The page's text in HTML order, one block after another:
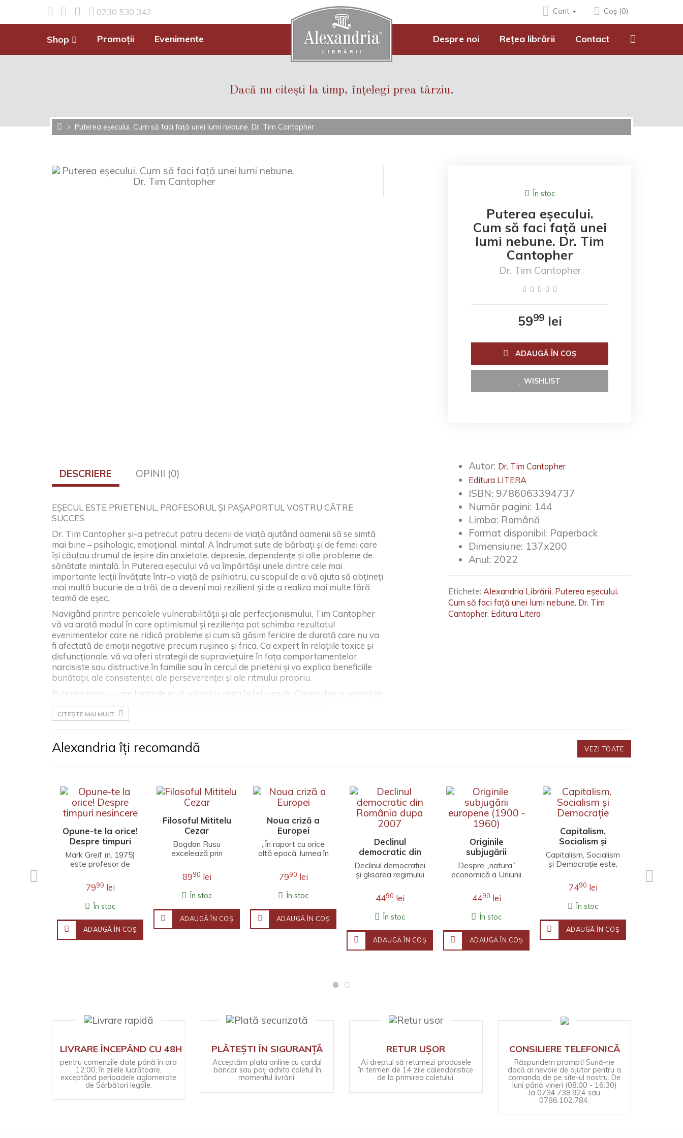
0230 530 342 Cont Coș (0)
Shop Promoții Evenimente Despre noi Rețea librării Contact
Dacă nu citești la timp, înțelegi prea târziu.
Puterea eșecului. Cum să faci față unei lumi nebune. Dr. Tim Cantopher
În stoc
Puterea eșecului.
Cum să faci față unei
lumi nebune. Dr. Tim
Cantopher
Dr. Tim Cantopher
5999lei
ADAUGĂ ÎN COŞ
WISHLIST
DESCRIERE OPINII (0)
EȘECUL ESTE PRIETENUL, PROFESORUL ȘI PAȘAPORTUL VOSTRU CĂTRE
SUCCES
Dr. Tim Cantopher și-a petrecut patru decenii de viață ajutând oamenii să se simtă
mai bine – psihologic, emoțional, mintal. A îndrumat sute de bărbați și de femei care
își căutau drumul de ieșire din anxietate, depresie, dependențe și alte probleme de
sănătate mintală. În Puterea eșecului vă va împărtăși unele dintre cele mai
importante lecții învățate într-o viață de psihiatru, cu scopul de a vă ajuta să obțineți
mai multă bucurie de a trăi, de a deveni mai rezilient și de a realiza mai multe fără
teamă de eșec.
Navigând printre pericolele vulnerabilității și ale perfecționismului, Tim Cantopher
vă va arată modul în care optimismul și reziliența pot schimba rezultatul
evenimentelor care ne ridică probleme și cum să găsim fericire de durată care nu va
fi afectată de emoții negative precum rușinea și frica. Ca expert în relațiile toxice și
disfuncționale, vă va oferi strategii de supraviețuire în fața comportamentelor
narcisiste sau distructive în familie sau în cercul de prieteni și va explica beneficiile
bunătații, ale consistenței, ale perseverenței și ale ritmului propriu.
Puterea eșecului are forța de a vă schimba viața la fel cum dr. Cantopher a schimbat
CITEȘTE MAI MULT
Autor: Dr. Tim Cantopher
Editura LITERA
ISBN: 9786063394737
Număr pagini: 144
Limba: Română
Format disponibil: Paperback
Dimensiune: 137x200
Anul: 2022
Etichete: Alexandria Librării, Puterea eșecului.
Cum să faci față unei lumi nebune. Dr. Tim
Cantopher, Editura Litera
Alexandria îți recomandă VEZI TOATE
Opune-te la orice!
Despre timpuri
nesincere
Mark Greif (n. 1975)
este profesor de
Universitatea
Stanford. Fineţea
observaţ..
7990 lei
În stoc
ADAUGĂ ÎN COŞ
Filosoful Mititelu
Cezar
Bogdan Rusu
excelează prin
interpretări care
îmbină erudiția
filosofică,
investigația j..
8990 lei
În stoc
ADAUGĂ ÎN COŞ
Noua criză a
Europei
„În raport cu orice
altă epocă, lumea în
diferită. Concentrări
de putere
industrială..
7990 lei
În stoc
ADAUGĂ ÎN COŞ
Declinul
democratic din
România dupa
2007
Declinul democrației
și glisarea regimului
spre autoritarism în
perioada care a urm..
4490 lei
În stoc
ADAUGĂ ÎN COŞ
Originile
subjugării
europene (1900 -
1960)
Despre „natura”
economică a Uniunii
odată cu epoca
imperialistă, nu
există dubii. ..
4490 lei
În stoc
ADAUGĂ ÎN COŞ
Capitalism,
Socialism și
Democrație
Capitalism, Socialism
și Democrație este,
populară carte a lui
Schumpeter și nu..
7490 lei
În stoc
ADAUGĂ ÎN COŞ
porcului
animal
LIVRARE ÎNCEPÂND CU 48H
pentru comenzile date până în ora
12:00, în zilele lucrătoare,
exceptând perioadele aglomerate
de Sărbători legale.
PLĂTEȘTI ÎN SIGURANȚĂ
Acceptăm plata online cu cardul
bancar sau poți achita coletul în
momentul livrării.
RETUR UȘOR
Ai dreptul să returnezi produsele
în termen de 14 zile calendaristice
de la primirea coletului.
CONSILIERE TELEFONICĂ
Răspundem prompt! Sună-ne
dacă ai nevoie de ajutor pentru a
comanda de pe site-ul nostru. De
luni până vineri (08:00 - 16:30)
la 0734.738.924 sau
0786.102.784.